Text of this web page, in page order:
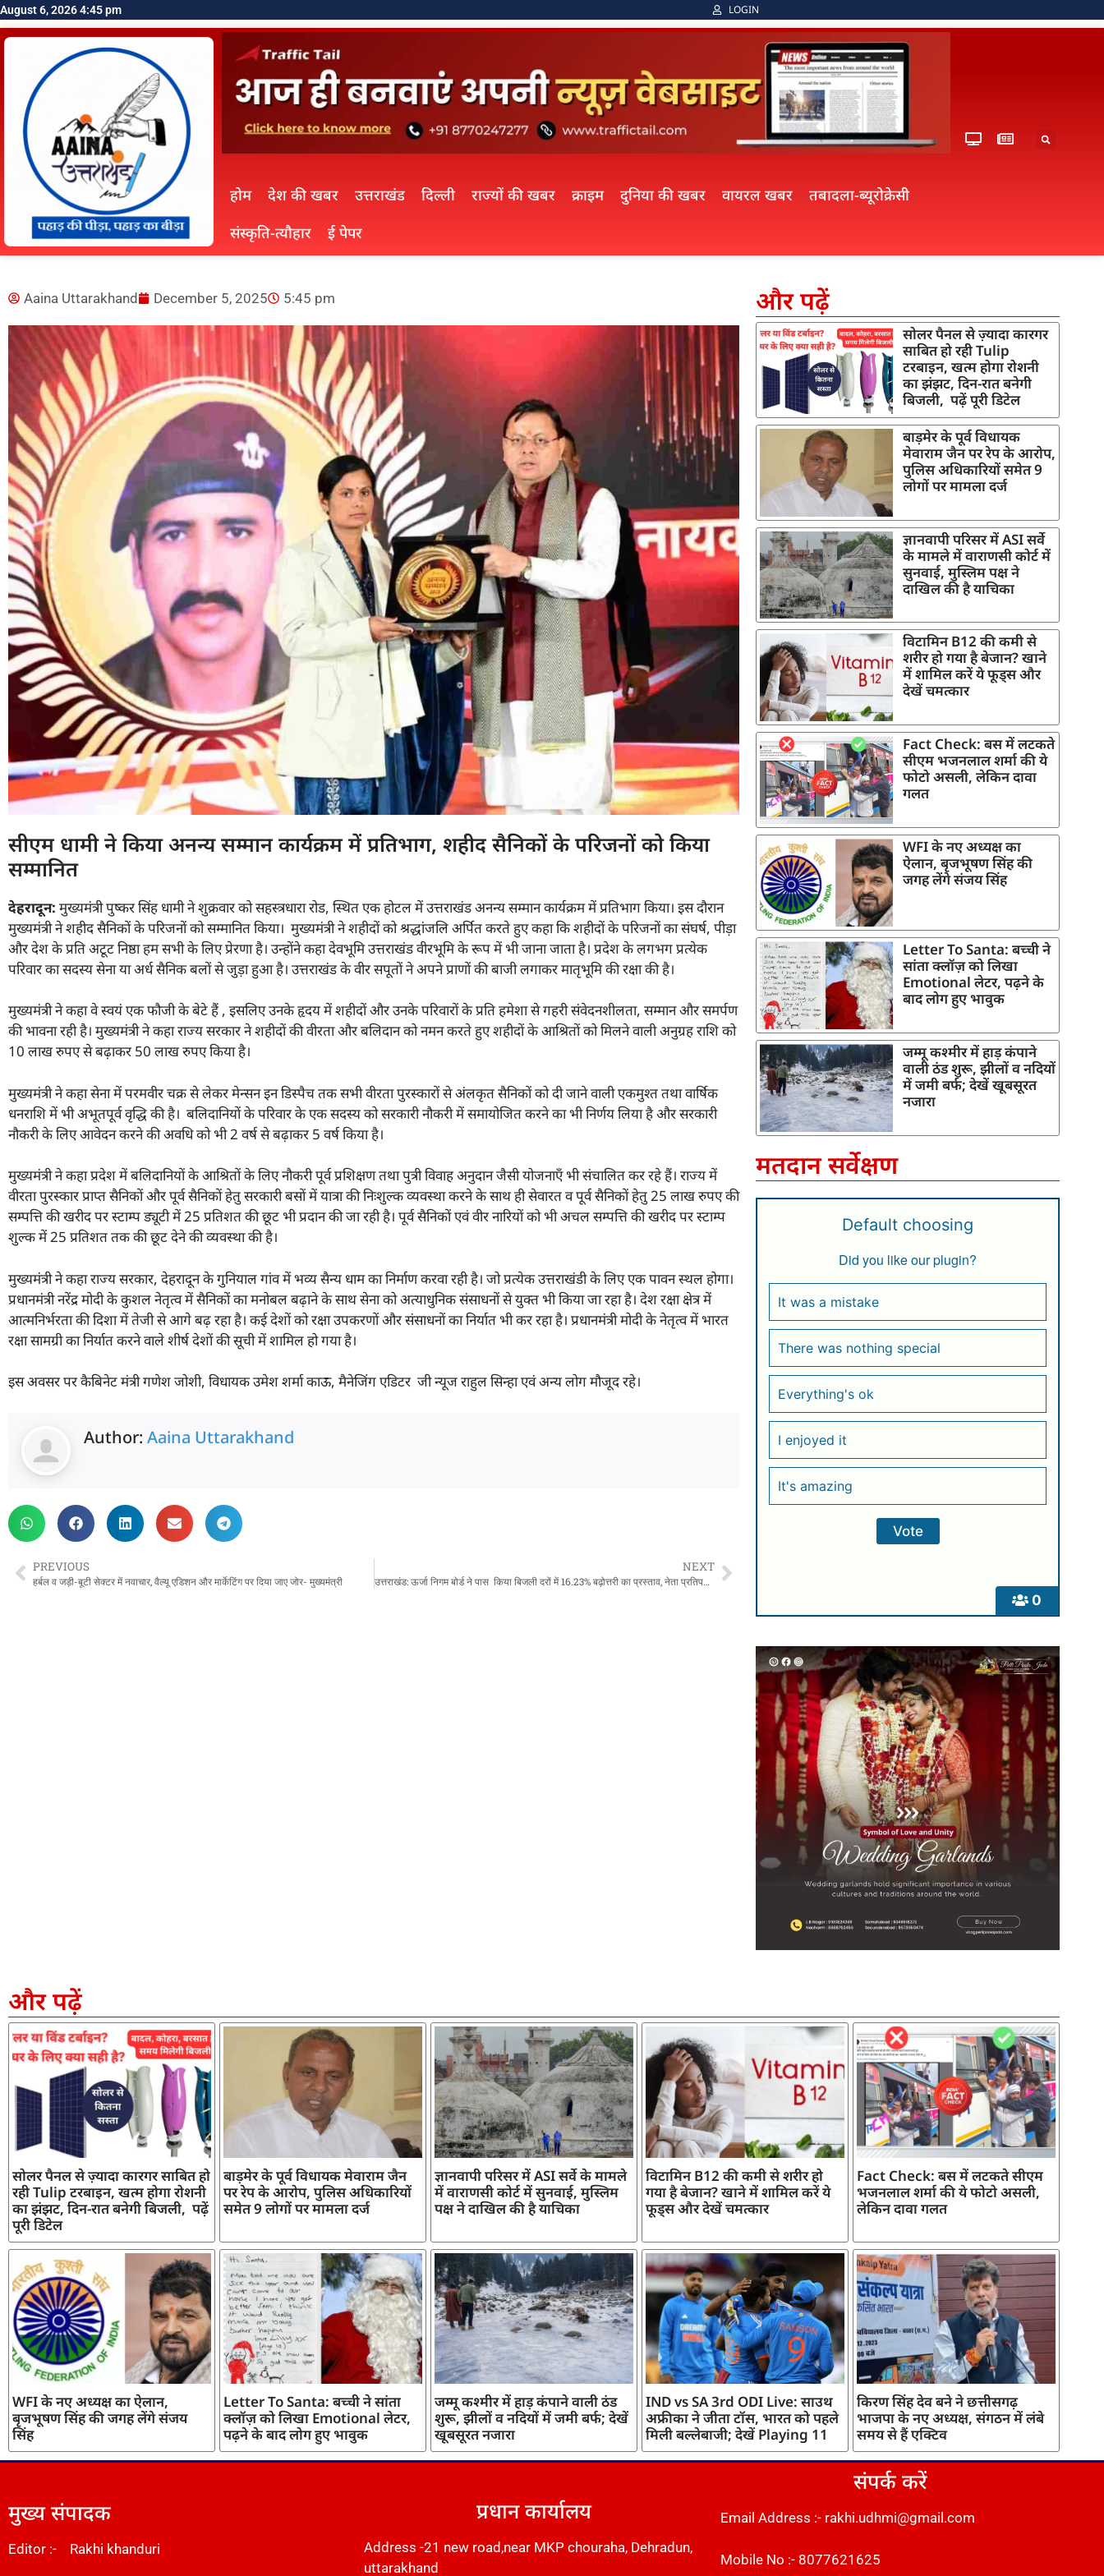
August 6, 2026 4:45 pm LOGIN
होम देश की खबर उत्तराखंड दिल्ली राज्यों की खबर क्राइम दुनिया की खबर वायरल खबर
तबादला-ब्यूरोक्रेसी
संस्कृति-त्यौहार
ई पेपर
Aaina Uttarakhand December 5, 2025 5:45 pm
सीएम धामी ने किया अनन्य सम्मान कार्यक्रम में प्रतिभाग, शहीद सैनिकों के परिजनों को किया
सम्मानित
देहरादून: मुख्यमंत्री पुष्कर सिंह धामी ने शुक्रवार को सहस्त्रधारा रोड, स्थित एक होटल में उत्तराखंड अनन्य सम्मान कार्यक्रम में प्रतिभाग किया। इस दौरान
मुख्यमंत्री ने शहीद सैनिकों के परिजनों को सम्मानित किया। मुख्यमंत्री ने शहीदों को श्रद्धांजलि अर्पित करते हुए कहा कि शहीदों के परिजनों का संघर्ष, पीड़ा
और देश के प्रति अटूट निष्ठा हम सभी के लिए प्रेरणा है। उन्होंने कहा देवभूमि उत्तराखंड वीरभूमि के रूप में भी जाना जाता है। प्रदेश के लगभग प्रत्येक
परिवार का सदस्य सेना या अर्ध सैनिक बलों से जुड़ा हुआ है। उत्तराखंड के वीर सपूतों ने अपने प्राणों की बाजी लगाकर मातृभूमि की रक्षा की है।
मुख्यमंत्री ने कहा वे स्वयं एक फौजी के बेटे हैं , इसलिए उनके हृदय में शहीदों और उनके परिवारों के प्रति हमेशा से गहरी संवेदनशीलता, सम्मान और समर्पण
की भावना रही है। मुख्यमंत्री ने कहा राज्य सरकार ने शहीदों की वीरता और बलिदान को नमन करते हुए शहीदों के आश्रितों को मिलने वाली अनुग्रह राशि को
10 लाख रुपए से बढ़ाकर 50 लाख रुपए किया है।
मुख्यमंत्री ने कहा सेना में परमवीर चक्र से लेकर मेन्सन इन डिस्पैच तक सभी वीरता पुरस्कारों से अंलकृत सैनिकों को दी जाने वाली एकमुश्त तथा वार्षिक
धनराशि में भी अभूतपूर्व वृद्धि की है। बलिदानियों के परिवार के एक सदस्य को सरकारी नौकरी में समायोजित करने का भी निर्णय लिया है और सरकारी
नौकरी के लिए आवेदन करने की अवधि को भी 2 वर्ष से बढ़ाकर 5 वर्ष किया है।
मुख्यमंत्री ने कहा प्रदेश में बलिदानियों के आश्रितों के लिए नौकरी पूर्व प्रशिक्षण तथा पुत्री विवाह अनुदान जैसी योजनाएँ भी संचालित कर रहे हैं। राज्य में
वीरता पुरस्कार प्राप्त सैनिकों और पूर्व सैनिकों हेतु सरकारी बसों में यात्रा की निःशुल्क व्यवस्था करने के साथ ही सेवारत व पूर्व सैनिकों हेतु 25 लाख रुपए की
सम्पत्ति की खरीद पर स्टाम्प ड्यूटी में 25 प्रतिशत की छूट भी प्रदान की जा रही है। पूर्व सैनिकों एवं वीर नारियों को भी अचल सम्पत्ति की खरीद पर स्टाम्प
शुल्क में 25 प्रतिशत तक की छूट देने की व्यवस्था की है।
मुख्यमंत्री ने कहा राज्य सरकार, देहरादून के गुनियाल गांव में भव्य सैन्य धाम का निर्माण करवा रही है। जो प्रत्येक उत्तराखंडी के लिए एक पावन स्थल होगा।
प्रधानमंत्री नरेंद्र मोदी के कुशल नेतृत्व में सैनिकों का मनोबल बढ़ाने के साथ सेना को अत्याधुनिक संसाधनों से युक्त भी किया जा रहा है। देश रक्षा क्षेत्र में
आत्मनिर्भरता की दिशा में तेजी से आगे बढ़ रहा है। कई देशों को रक्षा उपकरणों और संसाधनों का निर्यात भी कर रहा है। प्रधानमंत्री मोदी के नेतृत्व में भारत
रक्षा सामग्री का निर्यात करने वाले शीर्ष देशों की सूची में शामिल हो गया है।
इस अवसर पर कैबिनेट मंत्री गणेश जोशी, विधायक उमेश शर्मा काऊ, मैनेजिंग एडिटर जी न्यूज राहुल सिन्हा एवं अन्य लोग मौजूद रहे।
Author: Aaina Uttarakhand
PREVIOUS
हर्बल व जड़ी-बूटी सेक्टर में नवाचार, वैल्यू एडिशन और मार्केटिंग पर दिया जाए जोर- मुख्यमंत्री
NEXT
उत्तराखंड: ऊर्जा निगम बोर्ड ने पास किया बिजली दरों में 16.23% बढ़ोत्तरी का प्रस्ताव, नेता प्रतिपक्ष यशपाल आर्य ने उठाए सवाल…
और पढ़ें
सोलर पैनल से ज़्यादा कारगर
साबित हो रही Tulip
टरबाइन, खत्म होगा रोशनी
का झंझट, दिन-रात बनेगी
बिजली, पढ़ें पूरी डिटेल
बाड़मेर के पूर्व विधायक
मेवाराम जैन पर रेप के आरोप,
पुलिस अधिकारियों समेत 9
लोगों पर मामला दर्ज
ज्ञानवापी परिसर में ASI सर्वे
के मामले में वाराणसी कोर्ट में
सुनवाई, मुस्लिम पक्ष ने
दाखिल की है याचिका
विटामिन B12 की कमी से
शरीर हो गया है बेजान? खाने
में शामिल करें ये फूड्स और
देखें चमत्कार
Fact Check: बस में लटकते
सीएम भजनलाल शर्मा की ये
फोटो असली, लेकिन दावा
गलत
WFI के नए अध्यक्ष का
ऐलान, बृजभूषण सिंह की
जगह लेंगे संजय सिंह
Letter To Santa: बच्ची ने
सांता क्लॉज़ को लिखा
Emotional लेटर, पढ़ने के
बाद लोग हुए भावुक
जम्मू कश्मीर में हाड़ कंपाने
वाली ठंड शुरू, झीलों व नदियों
में जमी बर्फ; देखें खूबसूरत
नजारा
मतदान सर्वेक्षण
0
Default choosing
Did you like our plugin?
It was a mistake
There was nothing special
Everything's ok
I enjoyed it
It's amazing
और पढ़ें
सोलर पैनल से ज़्यादा कारगर साबित हो
रही Tulip टरबाइन, खत्म होगा रोशनी
का झंझट, दिन-रात बनेगी बिजली, पढ़ें
पूरी डिटेल
बाड़मेर के पूर्व विधायक मेवाराम जैन
पर रेप के आरोप, पुलिस अधिकारियों
समेत 9 लोगों पर मामला दर्ज
ज्ञानवापी परिसर में ASI सर्वे के मामले
में वाराणसी कोर्ट में सुनवाई, मुस्लिम
पक्ष ने दाखिल की है याचिका
विटामिन B12 की कमी से शरीर हो
गया है बेजान? खाने में शामिल करें ये
फूड्स और देखें चमत्कार
Fact Check: बस में लटकते सीएम
भजनलाल शर्मा की ये फोटो असली,
लेकिन दावा गलत
WFI के नए अध्यक्ष का ऐलान,
बृजभूषण सिंह की जगह लेंगे संजय
सिंह
Letter To Santa: बच्ची ने सांता
क्लॉज़ को लिखा Emotional लेटर,
पढ़ने के बाद लोग हुए भावुक
जम्मू कश्मीर में हाड़ कंपाने वाली ठंड
शुरू, झीलों व नदियों में जमी बर्फ; देखें
खूबसूरत नजारा
IND vs SA 3rd ODI Live: साउथ
अफ्रीका ने जीता टॉस, भारत को पहले
मिली बल्लेबाजी; देखें Playing 11
किरण सिंह देव बने ने छत्तीसगढ़
भाजपा के नए अध्यक्ष, संगठन में लंबे
समय से हैं एक्टिव
मुख्य संपादक
Editor :- Rakhi khanduri
प्रधान कार्यालय
Address -21 new road,near MKP chouraha, Dehradun,
uttarakhand
संपर्क करें
Email Address :- rakhi.udhmi@gmail.com
Mobile No :- 8077621625